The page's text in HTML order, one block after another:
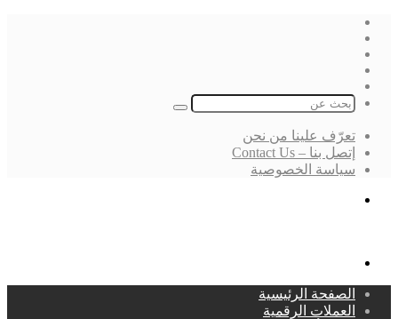
بحث
تعرّف علينا من نحن
إتصل بنا – Contact Us
سياسة الخصوصية
الصفحة الرئيسية
العملات الرقمية